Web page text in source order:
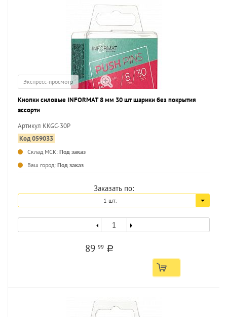
Экспресс-просмотр
Кнопки силовые INFORMAT 8 мм 30 шт шарики без покрытия
ассорти
Артикул KKGC-30P
Код 059033
Склад МСК: Под заказ
Ваш город: Под заказ
Заказать по:
1 шт.
8999 a